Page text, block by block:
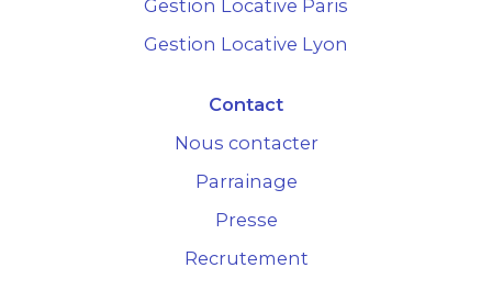
Gestion Locative Paris
Gestion Locative Lyon
Contact
Nous contacter
Parrainage
Presse
Recrutement